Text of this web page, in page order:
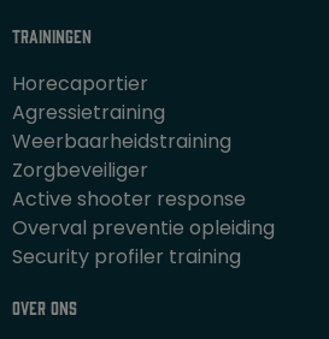
Trainingen
Horecaportier
Agressietraining
Weerbaarheidstraining
Zorgbeveiliger
Active shooter response
Overval preventie opleiding
Security profiler training
Over ons